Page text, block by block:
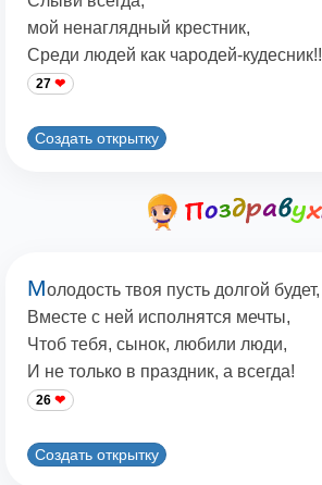
мой ненаглядный крестник,
Среди людей как чародей-кудесник!!
27
Создать открытку
Молодость твоя пусть долгой будет,
Вместе с ней исполнятся мечты,
Чтоб тебя, сынок, любили люди,
И не только в праздник, а всегда!
26
Создать открытку